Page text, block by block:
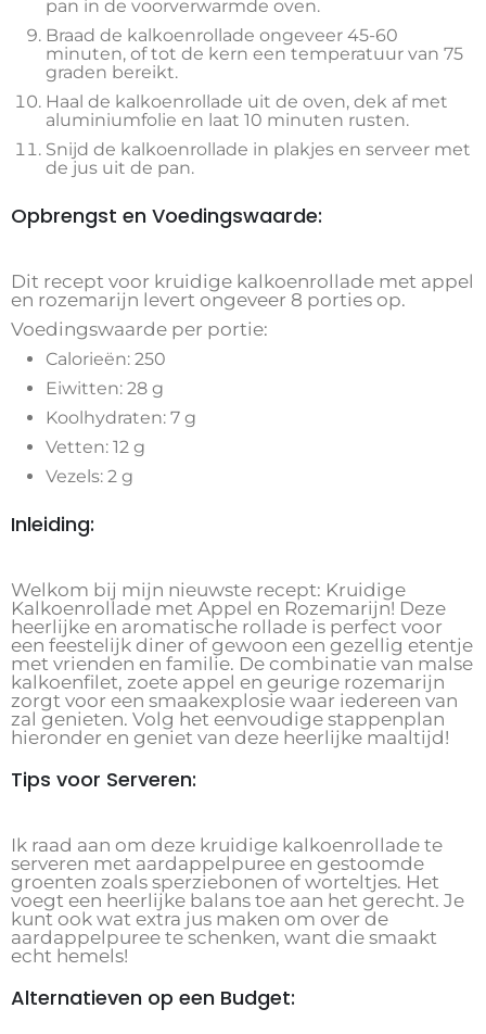
pan in de voorverwarmde oven.
Braad de kalkoenrollade ongeveer 45-60
minuten, of tot de kern een temperatuur van 75
graden bereikt.
Haal de kalkoenrollade uit de oven, dek af met
aluminiumfolie en laat 10 minuten rusten.
Snijd de kalkoenrollade in plakjes en serveer met
de jus uit de pan.
Opbrengst en Voedingswaarde:
Dit recept voor kruidige kalkoenrollade met appel
en rozemarijn levert ongeveer 8 porties op.
Voedingswaarde per portie:
Calorieën: 250
Eiwitten: 28 g
Koolhydraten: 7 g
Vetten: 12 g
Vezels: 2 g
Inleiding:
Welkom bij mijn nieuwste recept: Kruidige
Kalkoenrollade met Appel en Rozemarijn! Deze
heerlijke en aromatische rollade is perfect voor
een feestelijk diner of gewoon een gezellig etentje
met vrienden en familie. De combinatie van malse
kalkoenfilet, zoete appel en geurige rozemarijn
zorgt voor een smaakexplosie waar iedereen van
zal genieten. Volg het eenvoudige stappenplan
hieronder en geniet van deze heerlijke maaltijd!
Tips voor Serveren:
Ik raad aan om deze kruidige kalkoenrollade te
serveren met aardappelpuree en gestoomde
groenten zoals sperziebonen of worteltjes. Het
voegt een heerlijke balans toe aan het gerecht. Je
kunt ook wat extra jus maken om over de
aardappelpuree te schenken, want die smaakt
echt hemels!
Alternatieven op een Budget: